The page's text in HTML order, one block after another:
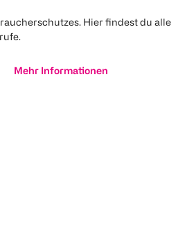
Hier findest du alle
Mehr Informationen